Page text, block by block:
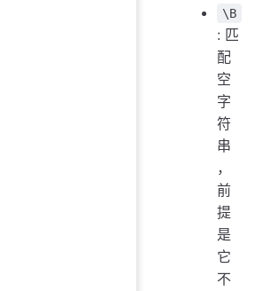
\B
: 匹
配
空
字
符
串
，
前
提
是
它
不